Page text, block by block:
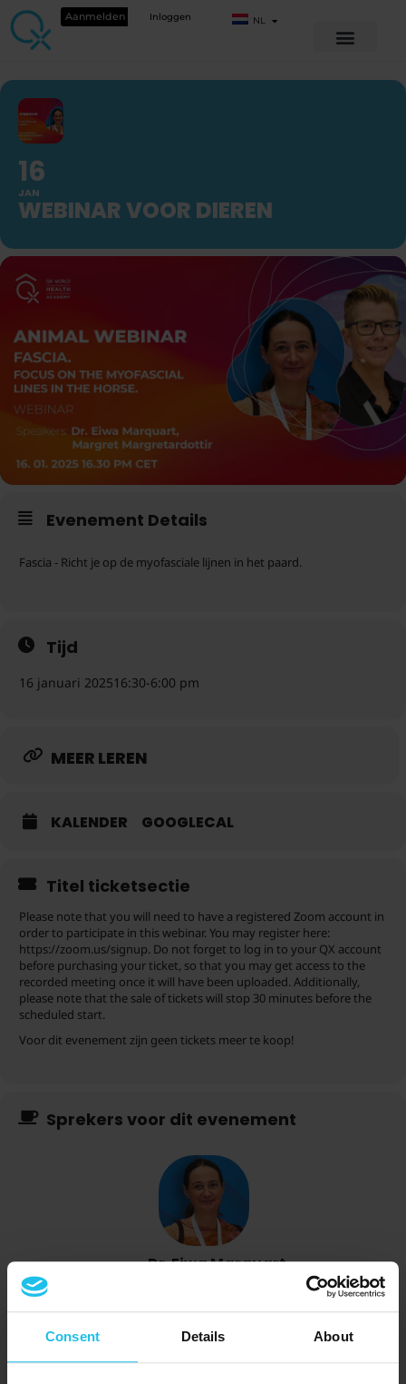
Consent Details About
Aanmelden Inloggen NL
16
JAN
WEBINAR VOOR DIEREN
Evenement Details
Fascia - Richt je op de myofasciale lijnen in het paard.
Tijd
16 januari 202516:30-6:00 pm
MEER LEREN
KALENDER GOOGLECAL
Titel ticketsectie
Please note that you will need to have a registered Zoom account in
order to participate in this webinar. You may register here:
https://zoom.us/signup. Do not forget to log in to your QX account
before purchasing your ticket, so that you may get access to the
recorded meeting once it will have been uploaded. Additionally,
please note that the sale of tickets will stop 30 minutes before the
scheduled start.
Voor dit evenement zijn geen tickets meer te koop!
Sprekers voor dit evenement
Dr. Eiwa Marquart